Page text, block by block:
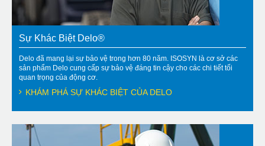
Sự Khác Biệt Delo®
Delo đã mang lại sự bảo vệ trong hơn 80 năm. ISOSYN là cơ sở các
sản phẩm Delo cung cấp sự bảo vệ đáng tin cậy cho các chi tiết tối
quan trọng của động cơ.
KHÁM PHÁ SỰ KHÁC BIỆT CỦA DELO